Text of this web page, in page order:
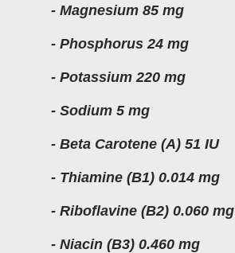
- Magnesium 85 mg
- Phosphorus 24 mg
- Potassium 220 mg
- Sodium 5 mg
- Beta Carotene (A) 51 IU
- Thiamine (B1) 0.014 mg
- Riboflavine (B2) 0.060 mg
- Niacin (B3) 0.460 mg